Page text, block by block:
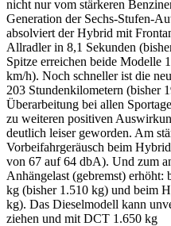
nicht nur vom stärkeren
Generation der Sechs-Stufen-
absolviert der Hybrid mit
Allradler in 8,1 Sekunden
Spitze erreichen beide Modelle
km/h). Noch schneller ist die
203 Stundenkilometern (bisher
Überarbeitung bei allen
zu weiteren positiven
deutlich leiser geworden. Am
Vorbeifahrgeräusch beim
von 67 auf 64 dbA). Und zum
Anhängelast (gebremst)
kg (bisher 1.510 kg) und beim
kg). Das Dieselmodell kann
ziehen und mit DCT 1.650 kg